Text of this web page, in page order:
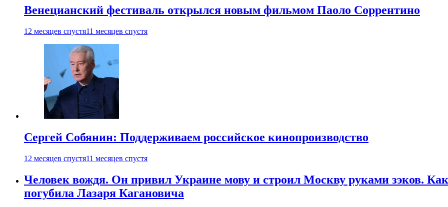
Венецианский фестиваль открылся новым фильмом Паоло Соррентино
12 месяцев спустя11 месяцев спустя
Сергей Собянин: Поддерживаем российское кинопроизводство
12 месяцев спустя11 месяцев спустя
Человек вождя. Он привил Украине мову и строил Москву руками зэков.
погубила Лазаря Кагановича